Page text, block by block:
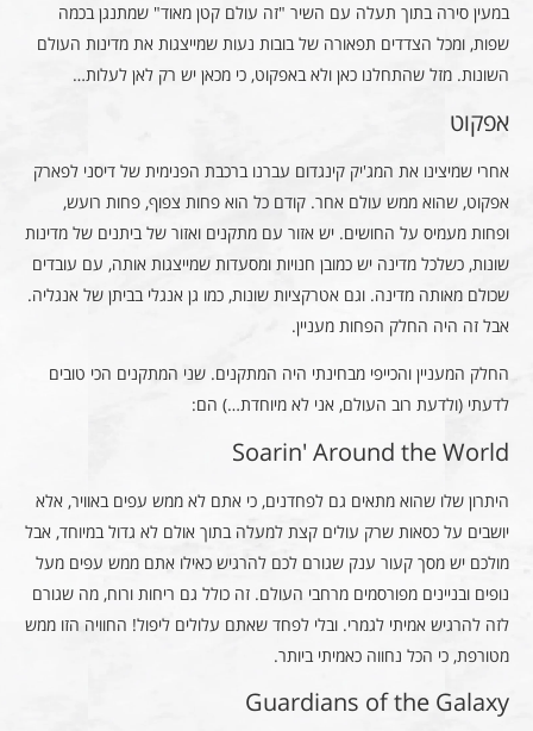
במעין סירה בתוך תעלה עם השיר "זה עולם קטן מאוד" שמתנגן בכמה
שפות, ומכל הצדדים תפאורה של בובות נעות שמייצגות את מדינות העולם
השונות. מזל שהתחלנו כאן ולא באפקוט, כי מכאן יש רק לאן לעלות…
אפקוט
אחרי שמיצינו את המג'יק קינגדום עברנו ברכבת הפנימית של דיסני לפארק
אפקוט, שהוא ממש עולם אחר. קודם כל הוא פחות צפוף, פחות רועש,
ופחות מעמיס על החושים. יש אזור עם מתקנים ואזור של ביתנים של מדינות
שונות, כשלכל מדינה יש כמובן חנויות ומסעדות שמייצגות אותה, עם עובדים
שכולם מאותה מדינה. וגם אטרקציות שונות, כמו גן אנגלי בביתן של אנגליה.
אבל זה היה החלק הפחות מעניין.
החלק המעניין והכייפי מבחינתי היה המתקנים. שני המתקנים הכי טובים
לדעתי (ולדעת רוב העולם, אני לא מיוחדת…) הם:
Soarin' Around the World
היתרון שלו שהוא מתאים גם לפחדנים, כי אתם לא ממש עפים באוויר, אלא
יושבים על כסאות שרק עולים קצת למעלה בתוך אולם לא גדול במיוחד, אבל
מולכם יש מסך קעור ענק שגורם לכם להרגיש כאילו אתם ממש עפים מעל
נופים ובניינים מפורסמים מרחבי העולם. זה כולל גם ריחות ורוח, מה שגורם
לזה להרגיש אמיתי לגמרי. ובלי לפחד שאתם עלולים ליפול! החוויה הזו ממש
מטורפת, כי הכל נחווה כאמיתי ביותר.
Guardians of the Galaxy